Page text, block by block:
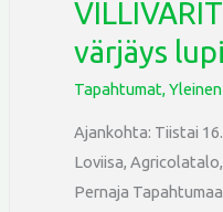
värjäys
Tapahtumat,Yleinen
Ajankohta: Tiistai
Loviisa,
Pernaja